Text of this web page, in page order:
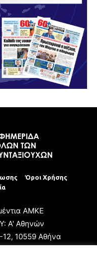
Όροι Χρήσης
ΑΜΚΕ
Α' Αθηνών
12, 10559 Αθήνα